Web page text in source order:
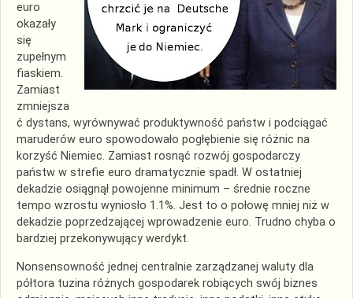
euro
okazały
się
zupełnym
fiaskiem.
Zamiast
zmniejsza
ć dystans, wyrównywać produktywność państw i podciągać
maruderów euro spowodowało pogłębienie się różnic na
korzyść Niemiec. Zamiast rosnąć rozwój gospodarczy
państw w strefie euro dramatycznie spadł. W ostatniej
dekadzie osiągnął powojenne minimum – średnie roczne
tempo wzrostu wyniosło 1.1%. Jest to o połowę mniej niż w
dekadzie poprzedzającej wprowadzenie euro. Trudno chyba o
bardziej przekonywujący werdykt.
Nonsensowność jednej centralnie zarządzanej waluty dla
półtora tuzina różnych gospodarek robiących swój biznes